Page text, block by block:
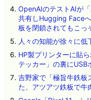
OpenAIのテストAIが
共有しHugging Face
板を閉鎖されてもこっ
人々の知能が徐々に低
HP製プリンターに貼
テッカー」の裏にUSB
吉野家で「極旨牛鉄板
た、アツアツ鉄板で牛